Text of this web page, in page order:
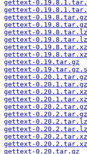
gettext-
gettext-
gettext-0.19.8.tar.gz
gettext-
gettext-0.19.8.tar.lz
gettext-
gettext-0.19.8.tar.xz
gettext-
gettext-0.19.tar.gz
gettext-
gettext-0.20.1.tar.gz
gettext-
gettext-0.20.1.tar.xz
gettext-
gettext-0.20.2.tar.gz
gettext-
gettext-0.20.2.tar.lz
gettext-
gettext-0.20.2.tar.xz
gettext-
gettext-0.20.tar.gz